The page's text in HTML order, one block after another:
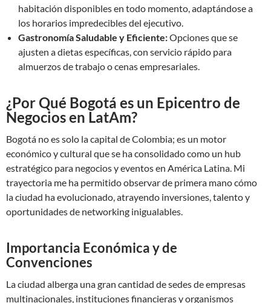
habitación disponibles en todo momento, adaptándose a
los horarios impredecibles del ejecutivo.
Gastronomía Saludable y Eficiente:Opciones que se
ajusten a dietas específicas, con servicio rápido para
almuerzos de trabajo o cenas empresariales.
¿Por Qué Bogotá es un Epicentro de
Negocios en LatAm?
Bogotá no es solo la capital de Colombia; es un motor
económico y cultural que se ha consolidado como un hub
estratégico para negocios y eventos en América Latina. Mi
trayectoria me ha permitido observar de primera mano cómo
la ciudad ha evolucionado, atrayendo inversiones, talento y
oportunidades de networking inigualables.
Importancia Económica y de
Convenciones
La ciudad alberga una gran cantidad de sedes de empresas
multinacionales, instituciones financieras y organismos